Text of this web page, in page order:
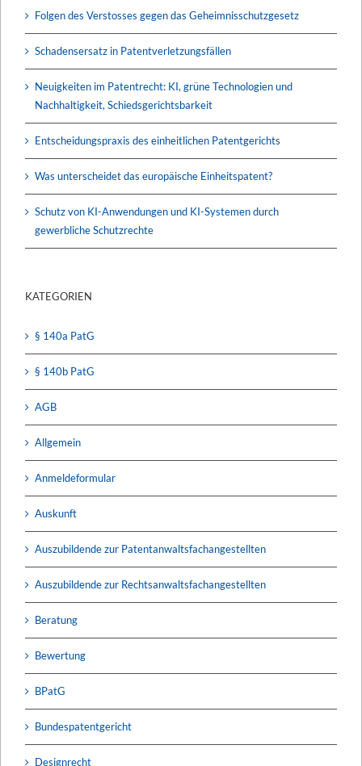
Folgen des Verstosses gegen das Geheimnisschutzgesetz
Schadensersatz in Patentverletzungsfällen
Neuigkeiten im Patentrecht: KI, grüne Technologien und
Nachhaltigkeit, Schiedsgerichtsbarkeit
Entscheidungspraxis des einheitlichen Patentgerichts
Was unterscheidet das europäische Einheitspatent?
Schutz von KI-Anwendungen und KI-Systemen durch
gewerbliche Schutzrechte
KATEGORIEN
§ 140a PatG
§ 140b PatG
AGB
Allgemein
Anmeldeformular
Auskunft
Auszubildende zur Patentanwaltsfachangestellten
Auszubildende zur Rechtsanwaltsfachangestellten
Beratung
Bewertung
BPatG
Bundespatentgericht
Designrecht